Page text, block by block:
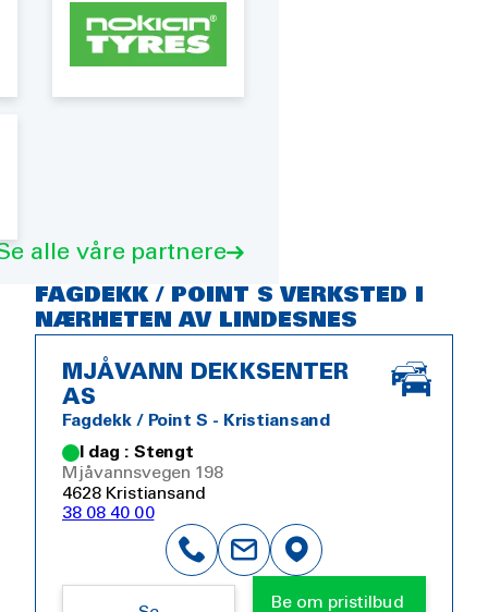
alle våre partnere
FAGDEKK / POINT S VERKSTED I
NÆRHETEN AV LINDESNES
MJÅVANN DEKKSENTER
AS
Fagdekk / Point S - Kristiansand
I dag : Stengt
Mjåvannsvegen 198
4628 Kristiansand
38 08 40 00
Be om pristilbud